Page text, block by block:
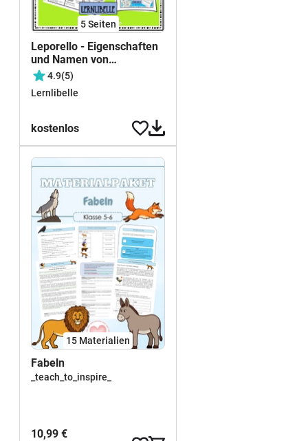
5Seiten
Leporello - Eigenschaften
und Namen von
Fabeltieren -
Ergänzungsmaterial
Aufsatz Fabel
4.9(5)
Lernlibelle
kostenlos
15 Materialien
Fabeln
_teach_to_inspire_
10,99 €